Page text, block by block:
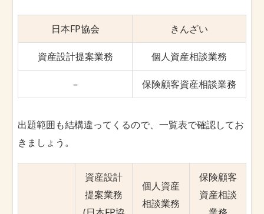
日本FP協会 きんざい
資産設計提案業務 個人資産相談業務
– 保険顧客資産相談業務
出題範囲も結構違ってくるので、一覧表で確認してお
きましょう。
資産設計
提案業務
個人資産
相談業務
保険顧客
資産相談